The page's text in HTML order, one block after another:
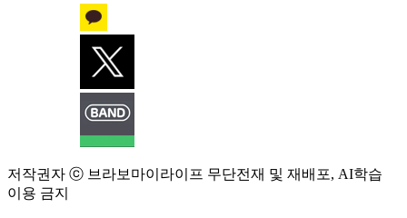
저작권자 ⓒ 브라보마이라이프 무단전재 및 재배포, AI학습
이용 금지